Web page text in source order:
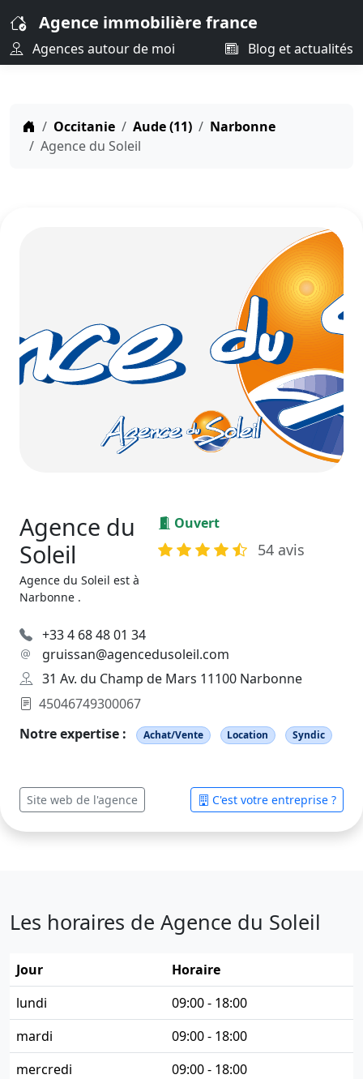
Agence immobilière france
Agences autour de moi Blog et actualités
Occitanie Aude (11)
Narbonne
Agence du Soleil
Ouvert
54 avis
Agence du
Soleil
Agence du Soleil est à
Narbonne .
+33 4 68 48 01 34
gruissan@agencedusoleil.com
31 Av. du Champ de Mars 11100 Narbonne
45046749300067
Notre expertise :
Achat/Vente Location Syndic
Site web de l'agence C'est votre entreprise ?
Les horaires de Agence du Soleil
Jour
Horaire
lundi
09:00 - 18:00
mardi
09:00 - 18:00
mercredi
09:00 - 18:00